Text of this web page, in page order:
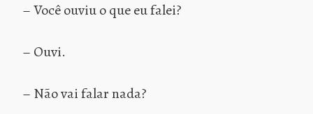
– Você ouviu o que eu falei?
– Ouvi.
– Não vai falar nada?